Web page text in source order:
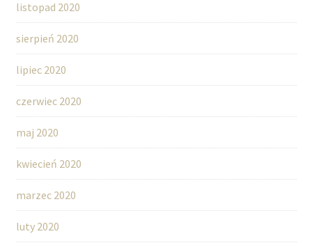
listopad 2020
sierpień 2020
lipiec 2020
czerwiec 2020
maj 2020
kwiecień 2020
marzec 2020
luty 2020